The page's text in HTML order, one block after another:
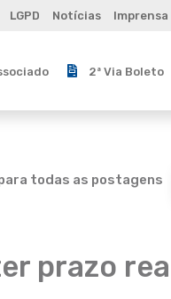
LGPD Notícias Imprensa
2ª Via Boleto
todas as postagens
prazo